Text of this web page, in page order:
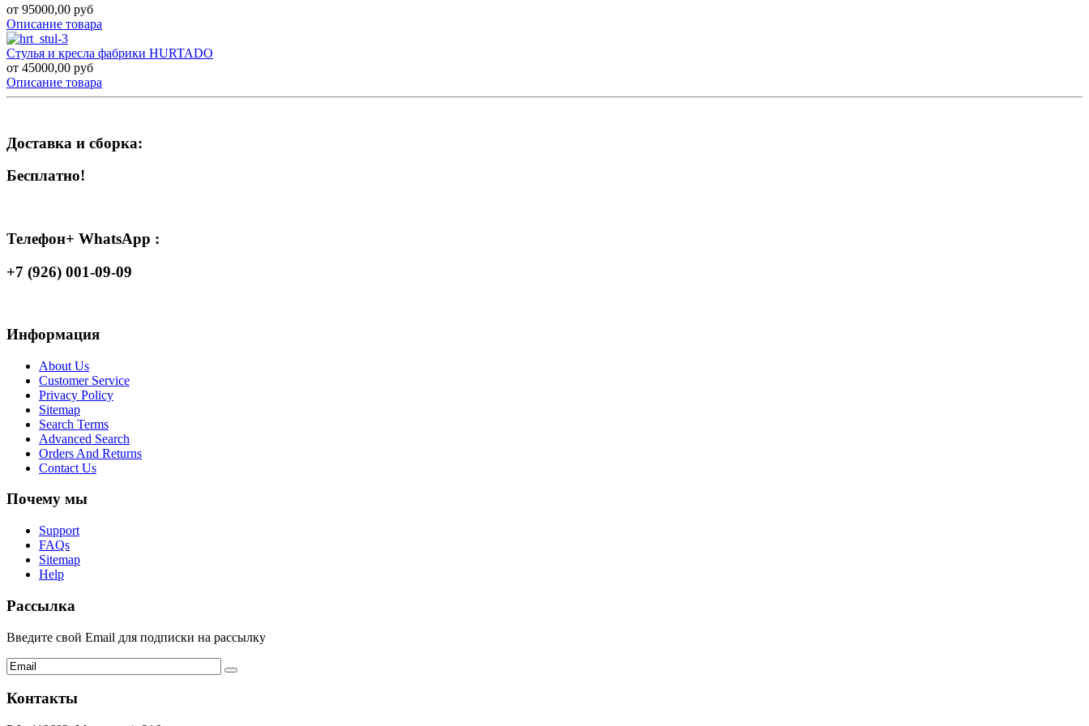
от 95000,00 руб
Описание товара
Стулья и кресла фабрики HURTADO
от 45000,00 руб
Описание товара
Доставка и сборка:
Бесплатно!
Телефон+ WhatsApp :
+7 (926) 001-09-09
Информация
About Us
Customer Service
Privacy Policy
Sitemap
Search Terms
Advanced Search
Orders And Returns
Contact Us
Почему мы
Support
FAQs
Sitemap
Help
Рассылка
Введите свой Email для подписки на рассылку
Контакты